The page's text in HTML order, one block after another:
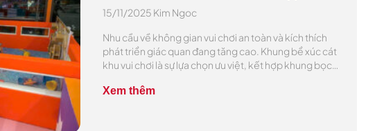
15/11/2025 Kim Ngoc
Nhu cầu về không gian vui chơi an toàn và kích thích
phát triển giác quan đang tăng cao. Khung bể xúc cát
khu vui chơi là sự lựa chọn ưu việt, kết hợp khung bọc
mọi không gian từ trường mầm non […]
Xem thêm